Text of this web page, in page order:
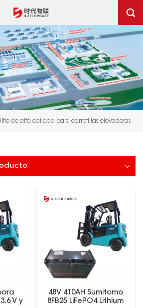
de alta calidad para carretillas elevadoras
V y
48V 410AH Sumitomo
8FB25 LiFePO4 Lithium